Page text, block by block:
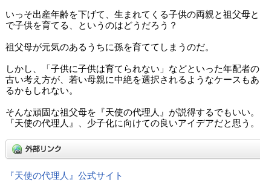
いっそ出産年齢を下げて、生まれてくる子供の両親と祖父母と
で子供を育てる、というのはどうだろう？
祖父母が元気のあるうちに孫を育ててしまうのだ。
しかし、「子供に子供は育てられない」などといった年配者の
古い考え方が、若い母親に中絶を選択されるようなケースもあ
るかもしれない。
そんな頑固な祖父母を『天使の代理人』が説得するでもいい。
『天使の代理人』、少子化に向けての良いアイデアだと思う。
『天使の代理人』公式サイト